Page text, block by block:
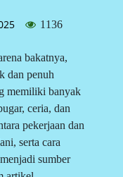
1136
bakatnya,
dan penuh
memiliki banyak
ceria, dan
pekerjaan dan
serta cara
sumber